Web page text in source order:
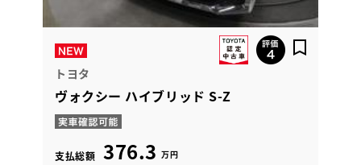
トヨタ
ヴォクシー ハイブリッド S-Z
支払総額 376.3 万円